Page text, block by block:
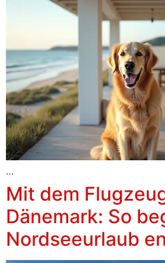
…
Mit dem
Dänemark: So
Nordseeurlaub